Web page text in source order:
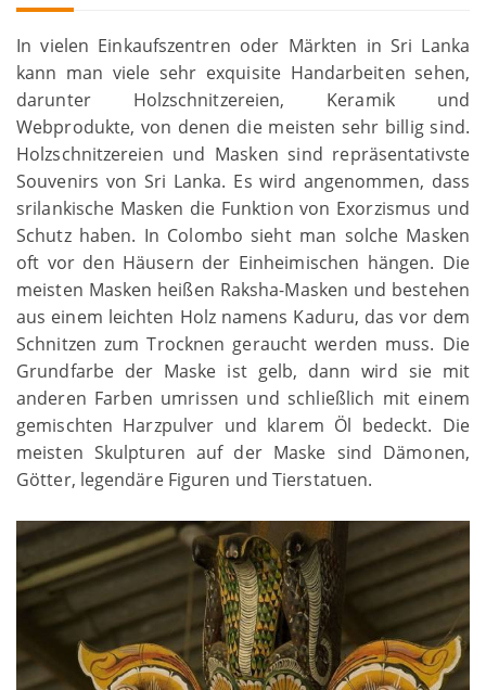
In vielen Einkaufszentren oder Märkten in Sri Lanka
kann man viele sehr exquisite Handarbeiten sehen,
darunter Holzschnitzereien, Keramik und
Webprodukte, von denen die meisten sehr billig sind.
Holzschnitzereien und Masken sind repräsentativste
Souvenirs von Sri Lanka. Es wird angenommen, dass
srilankische Masken die Funktion von Exorzismus und
Schutz haben. In Colombo sieht man solche Masken
oft vor den Häusern der Einheimischen hängen. Die
meisten Masken heißen Raksha-Masken und bestehen
aus einem leichten Holz namens Kaduru, das vor dem
Schnitzen zum Trocknen geraucht werden muss. Die
Grundfarbe der Maske ist gelb, dann wird sie mit
anderen Farben umrissen und schließlich mit einem
gemischten Harzpulver und klarem Öl bedeckt. Die
meisten Skulpturen auf der Maske sind Dämonen,
Götter, legendäre Figuren und Tierstatuen.